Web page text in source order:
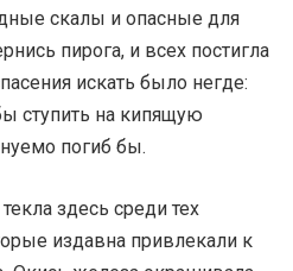
скалы и опасные для
пирога, и всех постигла
искать было негде:
ступить на кипящую
погиб бы.
здесь среди тех
издавна привлекали к